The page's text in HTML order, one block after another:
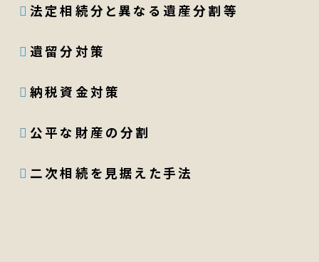
法定相続分と異なる遺産分割等
遺留分対策
納税資金対策
公平な財産の分割
二次相続を見据えた手法